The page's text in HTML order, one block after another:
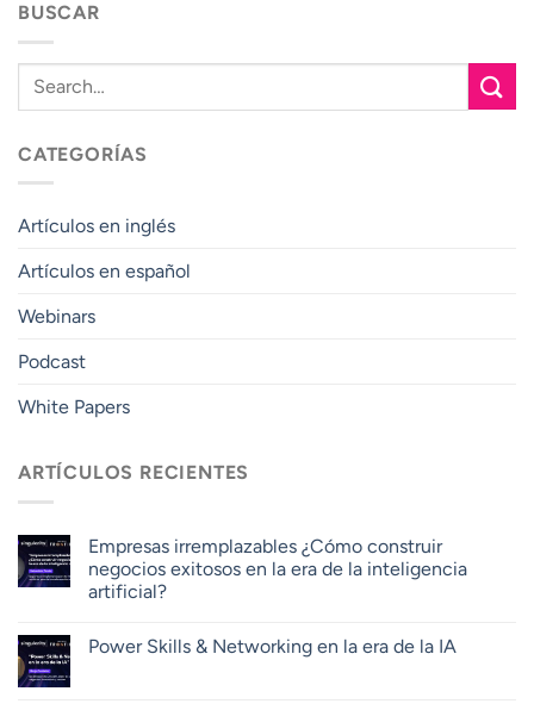
BUSCAR
CATEGORÍAS
Artículos en inglés
Artículos en español
Webinars
Podcast
White Papers
ARTÍCULOS RECIENTES
Empresas irremplazables ¿Cómo construir
negocios exitosos en la era de la inteligencia
artificial?
Power Skills & Networking en la era de la IA